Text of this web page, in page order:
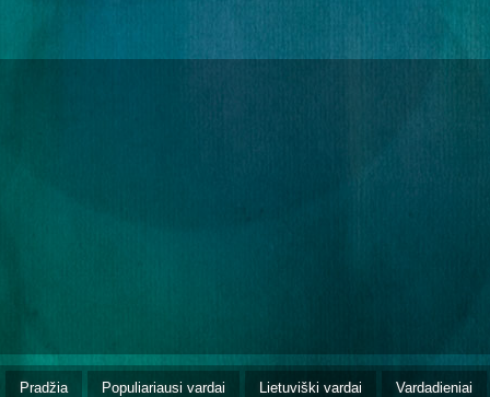
Pradžia Populiariausi vardai Lietuviški vardai Vardadieniai